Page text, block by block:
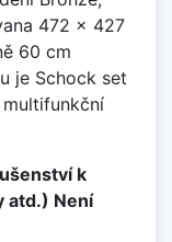
472 x 427
60 cm
je Schock set
k
atd.) Není